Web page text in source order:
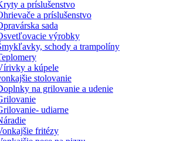
a príslušenstvo
a príslušenstvo
sada
výrobky
schody a trampolíny
a kúpele
stolovanie
na grilovanie a udenie
udiarne
fritézy